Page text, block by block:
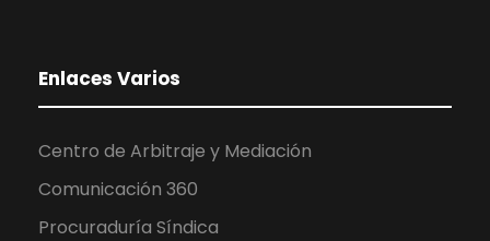
Enlaces Varios
Centro de Arbitraje y Mediación
Comunicación 360
Procuraduría Síndica